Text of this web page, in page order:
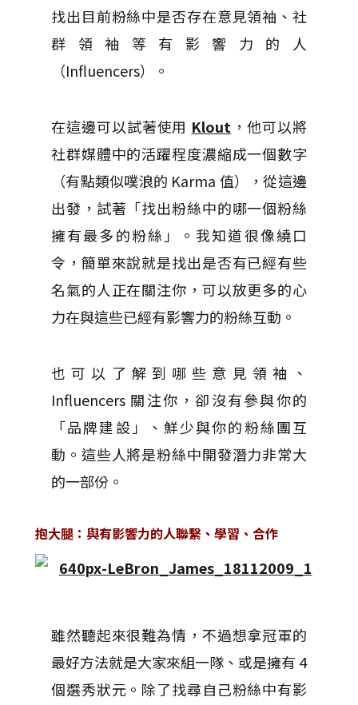
找出目前粉絲中是否存在意見領袖、社
群領袖等有影響力的人
（Influencers）。
在這邊可以試著使用 Klout ，他可以將
社群媒體中的活躍程度濃縮成一個數字
（有點類似噗浪的 Karma 值），從這邊
出發，試著「找出粉絲中的哪一個粉絲
擁有最多的粉絲」。我知道很像繞口
令，簡單來說就是找出是否有已經有些
名氣的人正在關注你，可以放更多的心
力在與這些已經有影響力的粉絲互動。
也可以了解到哪些意見領袖、
Influencers 關注你，卻沒有參與你的
「品牌建設」、鮮少與你的粉絲團互
動。這些人將是粉絲中開發潛力非常大
的一部份。
抱大腿：與有影響力的人聯繫、學習、合作
雖然聽起來很難為情，不過想拿冠軍的
最好方法就是大家來組一隊、或是擁有 4
個選秀狀元。除了找尋自己粉絲中有影